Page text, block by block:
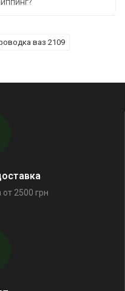
ваз 2109
2500 грн